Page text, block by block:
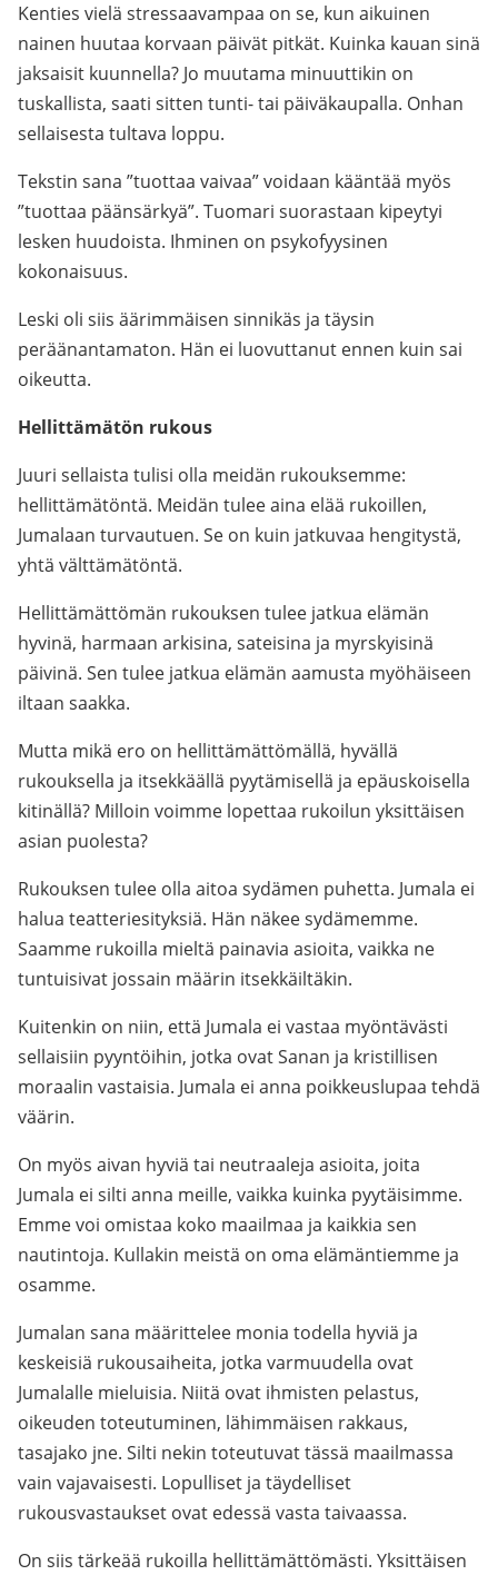
Kenties vielä stressaavampaa on se, kun aikuinen
nainen huutaa korvaan päivät pitkät. Kuinka kauan sinä
jaksaisit kuunnella? Jo muutama minuuttikin on
tuskallista, saati sitten tunti- tai päiväkaupalla. Onhan
sellaisesta tultava loppu.
Tekstin sana ”tuottaa vaivaa” voidaan kääntää myös
”tuottaa päänsärkyä”. Tuomari suorastaan kipeytyi
lesken huudoista. Ihminen on psykofyysinen
kokonaisuus.
Leski oli siis äärimmäisen sinnikäs ja täysin
peräänantamaton. Hän ei luovuttanut ennen kuin sai
oikeutta.
Hellittämätön rukous
Juuri sellaista tulisi olla meidän rukouksemme:
hellittämätöntä. Meidän tulee aina elää rukoillen,
Jumalaan turvautuen. Se on kuin jatkuvaa hengitystä,
yhtä välttämätöntä.
Hellittämättömän rukouksen tulee jatkua elämän
hyvinä, harmaan arkisina, sateisina ja myrskyisinä
päivinä. Sen tulee jatkua elämän aamusta myöhäiseen
iltaan saakka.
Mutta mikä ero on hellittämättömällä, hyvällä
rukouksella ja itsekkäällä pyytämisellä ja epäuskoisella
kitinällä? Milloin voimme lopettaa rukoilun yksittäisen
asian puolesta?
Rukouksen tulee olla aitoa sydämen puhetta. Jumala ei
halua teatteriesityksiä. Hän näkee sydämemme.
Saamme rukoilla mieltä painavia asioita, vaikka ne
tuntuisivat jossain määrin itsekkäiltäkin.
Kuitenkin on niin, että Jumala ei vastaa myöntävästi
sellaisiin pyyntöihin, jotka ovat Sanan ja kristillisen
moraalin vastaisia. Jumala ei anna poikkeuslupaa tehdä
väärin.
On myös aivan hyviä tai neutraaleja asioita, joita
Jumala ei silti anna meille, vaikka kuinka pyytäisimme.
Emme voi omistaa koko maailmaa ja kaikkia sen
nautintoja. Kullakin meistä on oma elämäntiemme ja
osamme.
Jumalan sana määrittelee monia todella hyviä ja
keskeisiä rukousaiheita, jotka varmuudella ovat
Jumalalle mieluisia. Niitä ovat ihmisten pelastus,
oikeuden toteutuminen, lähimmäisen rakkaus,
tasajako jne. Silti nekin toteutuvat tässä maailmassa
vain vajavaisesti. Lopulliset ja täydelliset
rukousvastaukset ovat edessä vasta taivaassa.
On siis tärkeää rukoilla hellittämättömästi. Yksittäisen